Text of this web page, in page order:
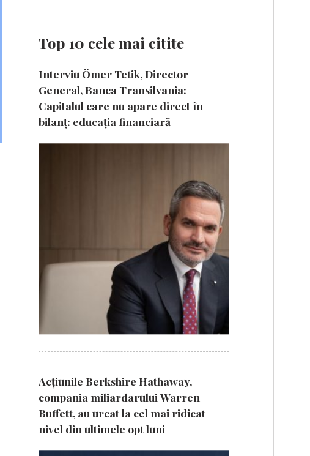
Top 10 cele mai citite
Interviu Ömer Tetik, Director
General, Banca Transilvania:
Capitalul care nu apare direct în
bilanț: educația financiară
Acțiunile Berkshire Hathaway,
compania miliardarului Warren
Buffett, au urcat la cel mai ridicat
nivel din ultimele opt luni